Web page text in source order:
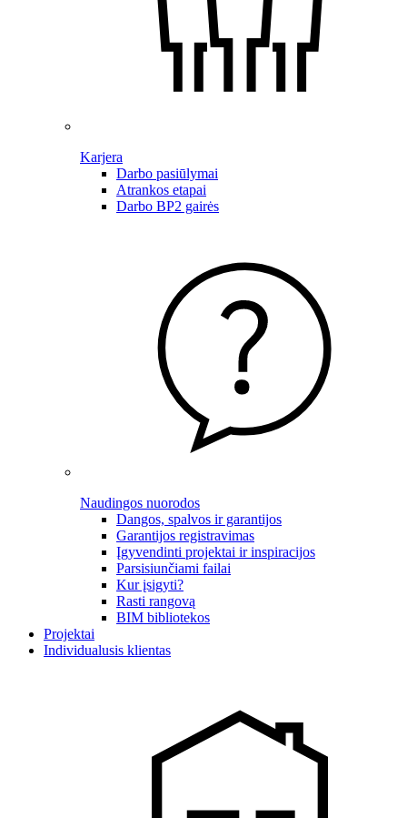
Karjera
Darbo pasiūlymai
Atrankos etapai
Darbo BP2 gairės
Naudingos nuorodos
Dangos, spalvos ir garantijos
Garantijos registravimas
Įgyvendinti projektai ir inspiracijos
Parsisiunčiami failai
Kur įsigyti?
Rasti rangovą
BIM bibliotekos
Projektai
Individualusis klientas